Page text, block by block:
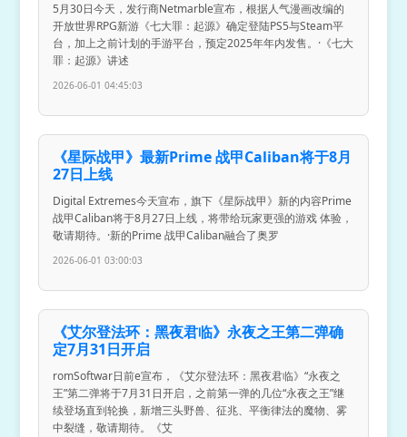
5月30日今天，发行商Netmarble宣布，根据人气漫画改编的
开放世界RPG新游《七大罪：起源》确定登陆PS5与Steam平
台，加上之前计划的手游平台，预定2025年年内发售。·《七大
罪：起源》讲述
2026-06-01 04:45:03
《星际战甲》最新Prime 战甲Caliban将于8月
27日上线
Digital Extremes今天宣布，旗下《星际战甲》新的内容Prime
战甲Caliban将于8月27日上线，将带给玩家更强的游戏 体验，
敬请期待。·新的Prime 战甲Caliban融合了奥罗
2026-06-01 03:00:03
《艾尔登法环：黑夜君临》永夜之王第二弹确
定7月31日开启
romSoftwar日前e宣布，《艾尔登法环：黑夜君临》“永夜之
王”第二弹将于7月31日开启，之前第一弹的几位“永夜之王”继
续登场直到轮换，新增三头野兽、征兆、平衡律法的魔物、雾
中裂缝，敬请期待。《艾